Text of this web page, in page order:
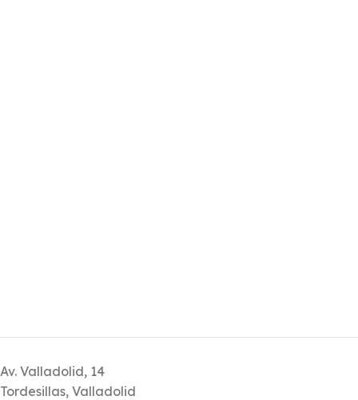
Av. Valladolid, 14
Tordesillas, Valladolid